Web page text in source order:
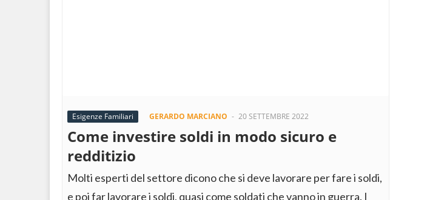
Esigenze Familiari GERARDO MARCIANO - 20 SETTEMBRE 2022
Come investire soldi in modo sicuro e
redditizio
Molti esperti del settore dicono che si deve lavorare per fare i soldi,
e poi far lavorare i soldi, quasi come soldati che vanno in guerra. I